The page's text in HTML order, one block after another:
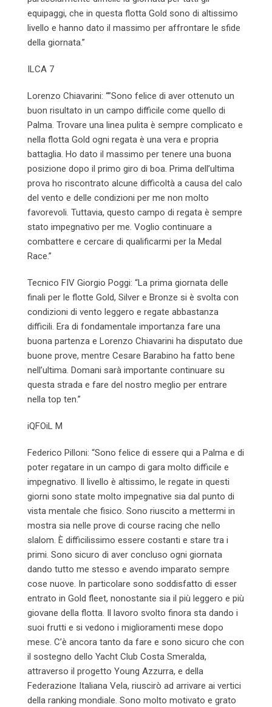
equipaggi, che in questa flotta Gold sono di altissimo
livello e hanno dato il massimo per affrontare le sfide
della giornata.”
ILCA 7
Lorenzo Chiavarini: “”Sono felice di aver ottenuto un
buon risultato in un campo difficile come quello di
Palma. Trovare una linea pulita è sempre complicato e
nella flotta Gold ogni regata è una vera e propria
battaglia. Ho dato il massimo per tenere una buona
posizione dopo il primo giro di boa. Prima dell’ultima
prova ho riscontrato alcune difficoltà a causa del calo
del vento e delle condizioni per me non molto
favorevoli. Tuttavia, questo campo di regata è sempre
stato impegnativo per me. Voglio continuare a
combattere e cercare di qualificarmi per la Medal
Race.”
Tecnico FIV Giorgio Poggi: “La prima giornata delle
finali per le flotte Gold, Silver e Bronze si è svolta con
condizioni di vento leggero e regate abbastanza
difficili. Era di fondamentale importanza fare una
buona partenza e Lorenzo Chiavarini ha disputato due
buone prove, mentre Cesare Barabino ha fatto bene
nell’ultima. Domani sarà importante continuare su
questa strada e fare del nostro meglio per entrare
nella top ten.”
iQFOiL M
Federico Pilloni: “Sono felice di essere qui a Palma e di
poter regatare in un campo di gara molto difficile e
impegnativo. Il livello è altissimo, le regate in questi
giorni sono state molto impegnative sia dal punto di
vista mentale che fisico. Sono riuscito a mettermi in
mostra sia nelle prove di course racing che nello
slalom. È difficilissimo essere costanti e stare tra i
primi. Sono sicuro di aver concluso ogni giornata
dando tutto me stesso e avendo imparato sempre
cose nuove. In particolare sono soddisfatto di esser
entrato in Gold fleet, nonostante sia il più leggero e più
giovane della flotta. Il lavoro svolto finora sta dando i
suoi frutti e si vedono i miglioramenti mese dopo
mese. C’è ancora tanto da fare e sono sicuro che con
il sostegno dello Yacht Club Costa Smeralda,
attraverso il progetto Young Azzurra, e della
Federazione Italiana Vela, riuscirò ad arrivare ai vertici
della ranking mondiale. Sono molto motivato e grato